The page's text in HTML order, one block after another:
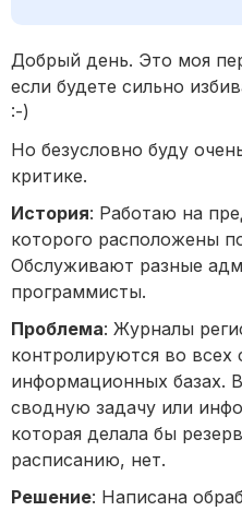
Добрый день. Это моя
если будете сильно
:-)
Но безусловно буду
критике.
История: Работаю на
которого расположены
Обслуживают разные
программисты.
Проблема: Журналы
контролируются во
информационных базах.
сводную задачу или
которая делала бы
расписанию, нет.
Решение: Написана